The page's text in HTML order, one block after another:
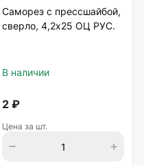
Саморез с прессшайбой,
сверло, 4,2х25 ОЦ РУС.
В наличии
2 ₽
Цена за шт.